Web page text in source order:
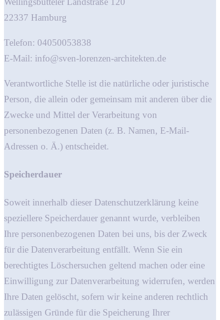
22337 Hamburg
Telefon: 04050053838
E-Mail: info@sven-lorenzen-architekten.de
Verantwortliche Stelle ist die natürliche oder juristische
Person, die allein oder gemeinsam mit anderen über die
Zwecke und Mittel der Verarbeitung von
personenbezogenen Daten (z. B. Namen, E-Mail-
Adressen o. Ä.) entscheidet.
Speicherdauer
Soweit innerhalb dieser Datenschutzerklärung keine
speziellere Speicherdauer genannt wurde, verbleiben
Ihre personenbezogenen Daten bei uns, bis der Zweck
für die Datenverarbeitung entfällt. Wenn Sie ein
berechtigtes Löschersuchen geltend machen oder eine
Einwilligung zur Datenverarbeitung widerrufen, werden
Ihre Daten gelöscht, sofern wir keine anderen rechtlich
zulässigen Gründe für die Speicherung Ihrer